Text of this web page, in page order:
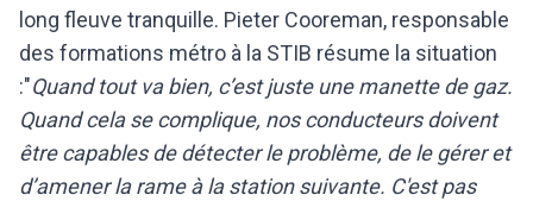
long fleuve tranquille. Pieter Cooreman, responsable
des formations métro à la STIB résume la situation
:"Quand tout va bien, c’est juste une manette de gaz.
Quand cela se complique, nos conducteurs doivent
être capables de détecter le problème, de le gérer et
d’amener la rame à la station suivante. C'est pas